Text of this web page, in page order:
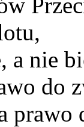
a nie
do
prawo